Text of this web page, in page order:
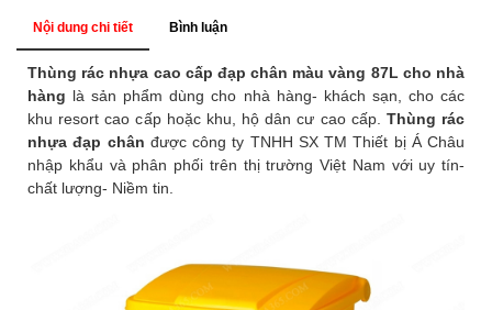
Nội dung chi tiết Bình luận
Thùng rác nhựa cao cấp đạp chân màu vàng 87L cho nhà
hàng là sản phẩm dùng cho nhà hàng- khách sạn, cho các
khu resort cao cấp hoặc khu, hộ dân cư cao cấp. Thùng rác
nhựa đạp chân được công ty TNHH SX TM Thiết bị Á Châu
nhập khẩu và phân phối trên thị trường Việt Nam với uy tín-
chất lượng- Niềm tin.